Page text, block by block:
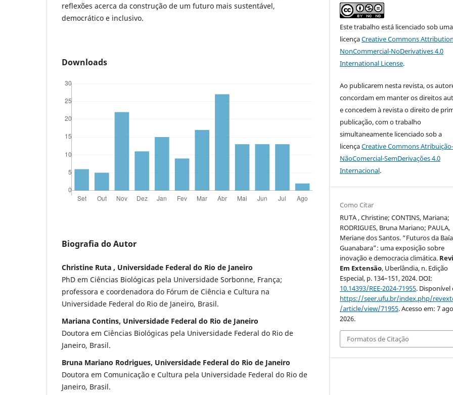
reflexões acerca da construção de um futuro mais sustentável,
democrático e inclusivo.
Downloads
Biografia do Autor
Christine Ruta , Universidade Federal do Rio de Janeiro
PhD em Ciências Biológicas pela Universidade Sorbonne, França;
professora e coordenadora do Fórum de Ciência e Cultura na
Universidade Federal do Rio de Janeiro, Brasil.
Mariana Contins, Universidade Federal do Rio de Janeiro
Doutora em Ciências Biológicas pela Universidade Federal do Rio de
Janeiro, Brasil.
Bruna Mariano Rodrigues, Universidade Federal do Rio de Janeiro
Doutora em Comunicação e Cultura pela Universidade Federal do Rio de
Janeiro, Brasil.
Este trabalho está licenciado sob uma
licençaCreative Commons
NonCommercial-NoDerivatives 4.0
International License.
Ao publicarem nesta revista, os
concordam em manter os direitos
e concedem à revista o direito de
publicação, com o trabalho
simultaneamente licenciado sob a
licençaCreative Commons Atribuição-
NãoComercial-SemDerivações 4.0
Internacional.
Como Citar
RUTA , Christine; CONTINS, Mariana;
RODRIGUES, Bruna Mariano; PAULA,
Meriane dos Santos. “Futuros da
Guanabara”: uma exposição sobre
inovação e democracia climática.
Em Extensão, Uberlândia, n. Edição
Especial, p. 134–151, 2024. DOI:
10.14393/REE-2024-71955. Disponível
https://seer.ufu.br/index.php/
/article/view/71955. Acesso em: 7
2026.
Formatos de Citação